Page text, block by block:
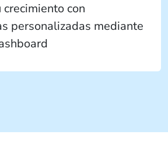
con
personalizadas mediante